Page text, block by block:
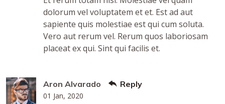
dolorum vel voluptatem et et. Est ad aut
sapiente quis molestiae est qui cum soluta.
Vero aut rerum vel. Rerum quos laboriosam
placeat ex qui. Sint qui facilis et.
Aron Alvarado Reply
01 Jan, 2020